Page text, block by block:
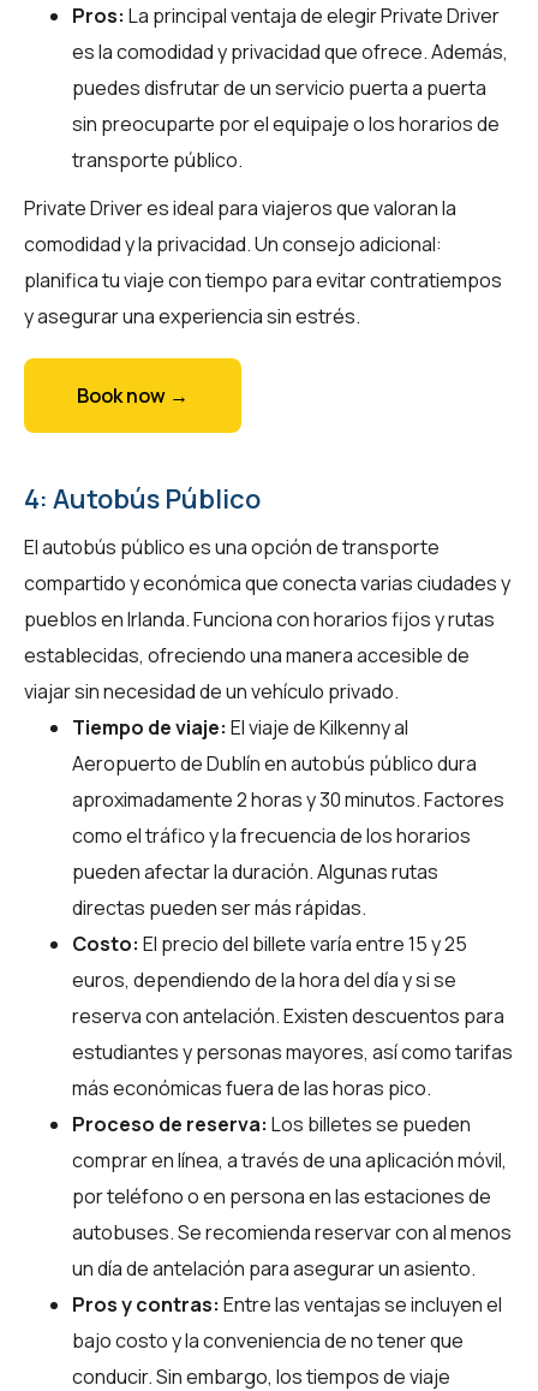
Pros: La principal ventaja de elegir Private Driver
es la comodidad y privacidad que ofrece. Además,
puedes disfrutar de un servicio puerta a puerta
sin preocuparte por el equipaje o los horarios de
transporte público.
Private Driver es ideal para viajeros que valoran la
comodidad y la privacidad. Un consejo adicional:
planifica tu viaje con tiempo para evitar contratiempos
y asegurar una experiencia sin estrés.
Book now →
4: Autobús Público
El autobús público es una opción de transporte
compartido y económica que conecta varias ciudades y
pueblos en Irlanda. Funciona con horarios fijos y rutas
establecidas, ofreciendo una manera accesible de
viajar sin necesidad de un vehículo privado.
Tiempo de viaje: El viaje de Kilkenny al
Aeropuerto de Dublín en autobús público dura
aproximadamente 2 horas y 30 minutos. Factores
como el tráfico y la frecuencia de los horarios
pueden afectar la duración. Algunas rutas
directas pueden ser más rápidas.
Costo: El precio del billete varía entre 15 y 25
euros, dependiendo de la hora del día y si se
reserva con antelación. Existen descuentos para
estudiantes y personas mayores, así como tarifas
más económicas fuera de las horas pico.
Proceso de reserva: Los billetes se pueden
comprar en línea, a través de una aplicación móvil,
por teléfono o en persona en las estaciones de
autobuses. Se recomienda reservar con al menos
un día de antelación para asegurar un asiento.
Pros y contras: Entre las ventajas se incluyen el
bajo costo y la conveniencia de no tener que
conducir. Sin embargo, los tiempos de viaje